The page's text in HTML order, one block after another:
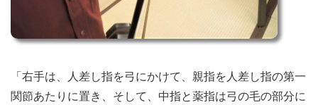
「右手は、人差し指を弓にかけて、親指を人差し指の第一
関節あたりに置き、そして、中指と薬指は弓の毛の部分に